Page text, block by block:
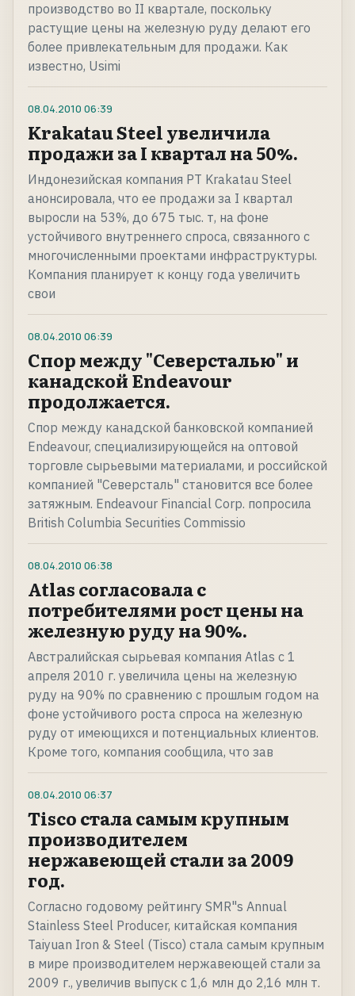
производство во II квартале, поскольку
растущие цены на железную руду делают его
более привлекательным для продажи. Как
известно, Usimi
08.04.2010 06:39
Krakatau Steel увеличила
продажи за I квартал на 50%.
Индонезийская компания PT Krakatau Steel
анонсировала, что ее продажи за I квартал
выросли на 53%, до 675 тыс. т, на фоне
устойчивого внутреннего спроса, связанного с
многочисленными проектами инфраструктуры.
Компания планирует к концу года увеличить
свои
08.04.2010 06:39
Спор между "Северсталью" и
канадской Endeavour
продолжается.
Спор между канадской банковской компанией
Endeavour, специализирующейся на оптовой
торговле сырьевыми материалами, и российской
компанией "Северсталь" становится все более
затяжным. Endeavour Financial Corp. попросила
British Columbia Securities Commissio
08.04.2010 06:38
Atlas согласовала с
потребителями рост цены на
железную руду на 90%.
Австралийская сырьевая компания Atlas с 1
апреля 2010 г. увеличила цены на железную
руду на 90% по сравнению с прошлым годом на
фоне устойчивого роста спроса на железную
руду от имеющихся и потенциальных клиентов.
Кроме того, компания сообщила, что зав
08.04.2010 06:37
Tisco стала самым крупным
производителем
нержавеющей стали за 2009
год.
Согласно годовому рейтингу SMR"s Annual
Stainless Steel Producer, китайская компания
Taiyuan Iron & Steel (Tisco) стала самым крупным
в мире производителем нержавеющей стали за
2009 г., увеличив выпуск с 1,6 млн до 2,16 млн т.